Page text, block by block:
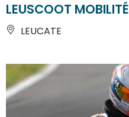
LEUSCOOT MOBILITÉ
LEUCATE